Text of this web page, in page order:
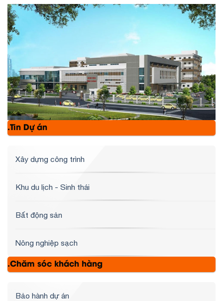
.Tin Dự án
Xây dựng công trình
Khu du lịch - Sinh thái
Bất động sản
Nông nghiệp sạch
.Chăm sóc khách hàng
Bảo hành dự án